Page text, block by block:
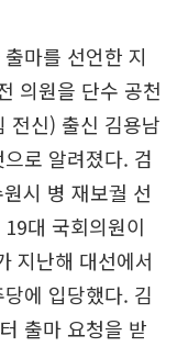
마를 선언한 지
의원을 단수 공천
전신) 출신 김용남
로 알려졌다. 검
시 병 재보궐 선
대 국회의원이
지난해 대선에서
에 입당했다. 김
출마 요청을 받